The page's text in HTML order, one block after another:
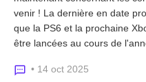
venir ! La dernière en date
que la PS6 et la prochaine
être lancées au cours de
• 14 oct 2025